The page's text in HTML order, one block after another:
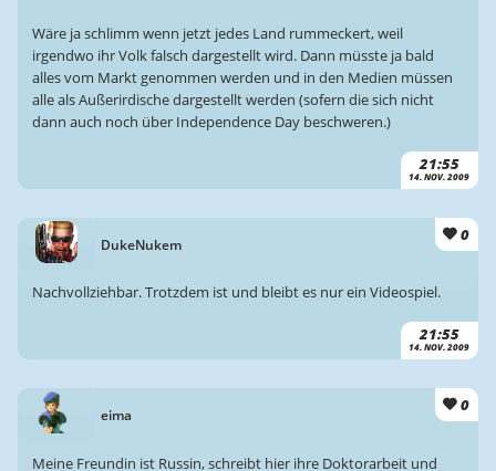
21:55
14. NOV. 2009
Wäre ja schlimm wenn jetzt jedes Land rummeckert, weil
irgendwo ihr Volk falsch dargestellt wird. Dann müsste ja bald
alles vom Markt genommen werden und in den Medien müssen
alle als Außerirdische dargestellt werden (sofern die sich nicht
dann auch noch über Independence Day beschweren.)
DukeNukem
0
21:55
14. NOV. 2009
Nachvollziehbar. Trotzdem ist und bleibt es nur ein Videospiel.
eima
0
Meine Freundin ist Russin, schreibt hier ihre Doktorarbeit und